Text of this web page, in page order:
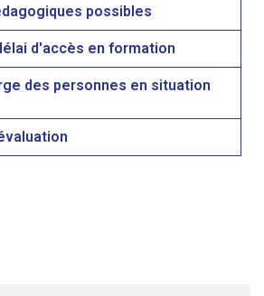
possibles
d'accès en formation
des personnes en situation